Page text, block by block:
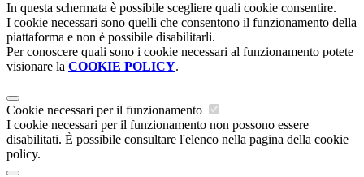
In questa schermata è possibile scegliere quali cookie consentire.
I cookie necessari sono quelli che consentono il funzionamento della
piattaforma e non è possibile disabilitarli.
Per conoscere quali sono i cookie necessari al funzionamento potete
visionare la COOKIE POLICY.
Cookie necessari per il funzionamento
I cookie necessari per il funzionamento non possono essere
disabilitati. È possibile consultare l'elenco nella pagina della cookie
policy.